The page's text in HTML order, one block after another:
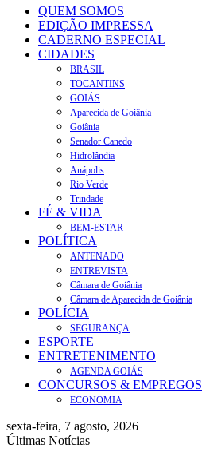
QUEM SOMOS
EDIÇÃO IMPRESSA
CADERNO ESPECIAL
CIDADES
BRASIL
TOCANTINS
GOIÁS
Aparecida de Goiânia
Goiânia
Senador Canedo
Hidrolândia
Anápolis
Rio Verde
Trindade
FÉ & VIDA
BEM-ESTAR
POLÍTICA
ANTENADO
ENTREVISTA
Câmara de Goiânia
Câmara de Aparecida de Goiânia
POLÍCIA
SEGURANÇA
ESPORTE
ENTRETENIMENTO
AGENDA GOIÁS
CONCURSOS & EMPREGOS
ECONOMIA
sexta-feira, 7 agosto, 2026
Últimas Notícias